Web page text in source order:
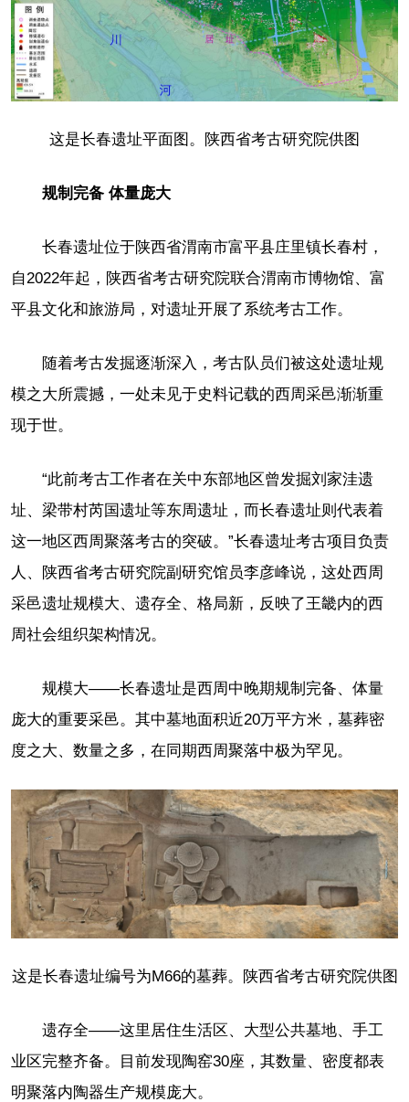
这是长春遗址平面图。陕西省考古研究院供图
规制完备 体量庞大
长春遗址位于陕西省渭南市富平县庄里镇长春村，
自2022年起，陕西省考古研究院联合渭南市博物馆、富
平县文化和旅游局，对遗址开展了系统考古工作。
随着考古发掘逐渐深入，考古队员们被这处遗址规
模之大所震撼，一处未见于史料记载的西周采邑渐渐重
现于世。
“此前考古工作者在关中东部地区曾发掘刘家洼遗
址、梁带村芮国遗址等东周遗址，而长春遗址则代表着
这一地区西周聚落考古的突破。”长春遗址考古项目负责
人、陕西省考古研究院副研究馆员李彦峰说，这处西周
采邑遗址规模大、遗存全、格局新，反映了王畿内的西
周社会组织架构情况。
规模大——长春遗址是西周中晚期规制完备、体量
庞大的重要采邑。其中墓地面积近20万平方米，墓葬密
度之大、数量之多，在同期西周聚落中极为罕见。
这是长春遗址编号为M66的墓葬。陕西省考古研究院供图
遗存全——这里居住生活区、大型公共墓地、手工
业区完整齐备。目前发现陶窑30座，其数量、密度都表
明聚落内陶器生产规模庞大。